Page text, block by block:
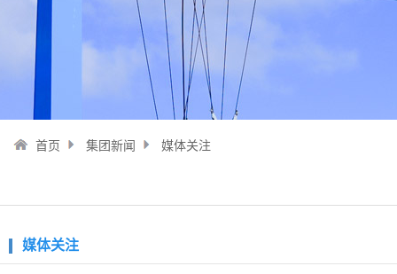
首页 集团新闻 媒体关注
媒体关注